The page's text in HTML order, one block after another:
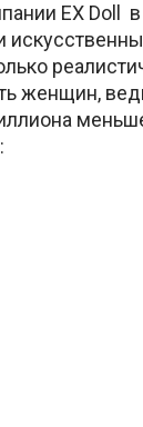
EX Doll
женщин,